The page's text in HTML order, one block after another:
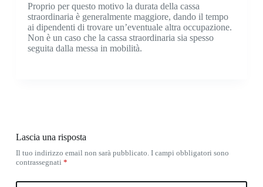
Proprio per questo motivo la durata della cassa
straordinaria è generalmente maggiore, dando il tempo
ai dipendenti di trovare un’eventuale altra occupazione.
Non è un caso che la cassa straordinaria sia spesso
seguita dalla messa in mobilità.
Lascia una risposta
Il tuo indirizzo email non sarà pubblicato. I campi obbligatori sono
contrassegnati *